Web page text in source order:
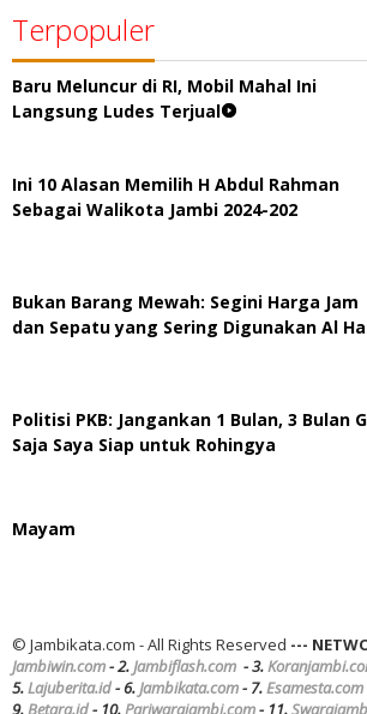
Terpopuler
Baru Meluncur di RI, Mobil Mahal Ini
Langsung Ludes Terjual
Ini 10 Alasan Memilih H Abdul Rahman
Sebagai Walikota Jambi 2024-202
Bukan Barang Mewah: Segini Harga Jam
dan Sepatu yang Sering Digunakan Al
Politisi PKB: Jangankan 1 Bulan, 3 Bulan
Saja Saya Siap untuk Rohingya
Mayam
© Jambikata.com - All Rights Reserved ---
Jambiwin.com- 2.Jambiflash.com - 3.
5.Lajuberita.id- 6.Jambikata.com- 7.Esamesta.com
9. Betara.id- 10. Pariwarajambi.com- 11.